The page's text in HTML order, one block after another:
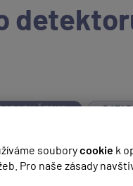
souborycookie k
Pro naše zásady
ČESKO
FALEŠNÉ POPLACHY